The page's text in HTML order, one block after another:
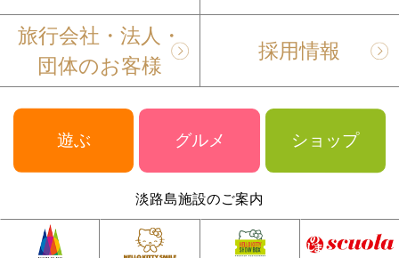
旅行会社・法人・
団体のお客様
採用情報
遊ぶ グルメ ショップ
淡路島施設のご案内